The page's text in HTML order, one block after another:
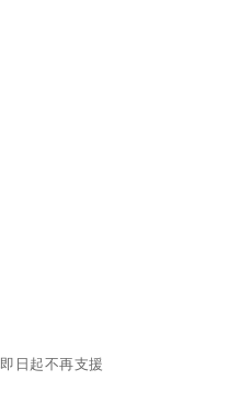
日起不再支援